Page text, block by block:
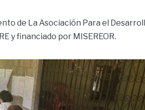
de La Asociación Para el
y financiado por MISEREOR.